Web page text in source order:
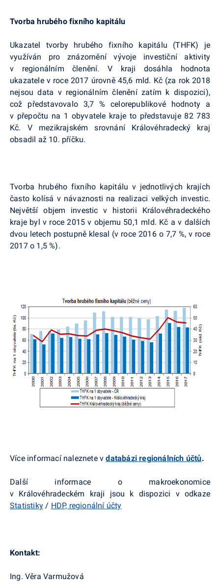
Tvorba hrubého fixního kapitálu
Ukazatel tvorby hrubého fixního kapitálu (THFK) je
využíván pro znázornění vývoje investiční aktivity
v regionálním členění. V kraji dosáhla hodnota
ukazatele v roce 2017 úrovně 45,6 mld. Kč (za rok 2018
nejsou data v regionálním členění zatím k dispozici),
což představovalo 3,7 % celorepublikové hodnoty a
v přepočtu na 1 obyvatele kraje to představuje 82 783
Kč. V mezikrajském srovnání Královéhradecký kraj
obsadil až 10. příčku.
Tvorba hrubého fixního kapitálu v jednotlivých krajích
často kolísá v návaznosti na realizaci velkých investic.
Největší objem investic v historii Královéhradeckého
kraje byl v roce 2015 v objemu 50,1 mld. Kč a v dalších
dvou letech postupně klesal (v roce 2016 o 7,7 %, v roce
2017 o 1,5 %).
Více informací naleznete vdatabázi regionálních účtů.
Další informace o makroekonomice
v Královéhradeckém kraji jsou k dispozici v odkaze
Statistiky / HDP, regionální účty
Kontakt:
Ing. Věra Varmužová